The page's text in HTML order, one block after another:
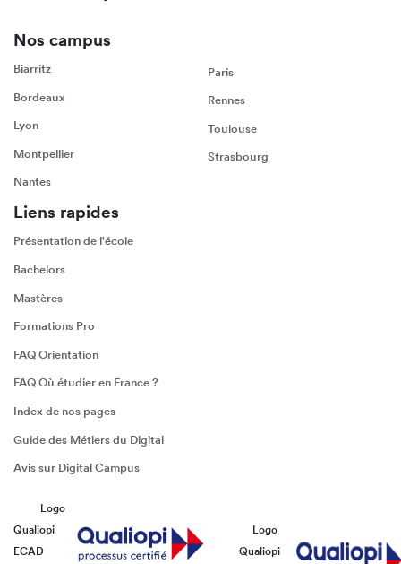
Nos campus
Biarritz
Bordeaux
Lyon
Montpellier
Nantes
Paris
Rennes
Toulouse
Strasbourg
Liens rapides
Présentation de l'école
Bachelors
Mastères
Formations Pro
FAQ Orientation
FAQ Où étudier en France ?
Index de nos pages
Guide des Métiers du Digital
Avis sur Digital Campus
Logo
Qualiopi
ECAD
Logo
Qualiopi